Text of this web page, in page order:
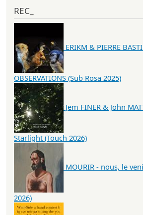
REC_
ERIKM & PIERRE
OBSERVATIONS (Sub Rosa 2025)
Jem FINER & John
Starlight (Touch 2026)
MOURIR - nous, le
2026)